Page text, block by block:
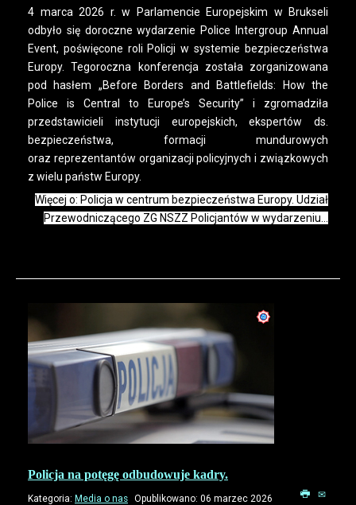
4 marca 2026 r. w Parlamencie Europejskim w Brukseli
odbyło się doroczne wydarzenie Police Intergroup Annual
Event, poświęcone roli Policji w systemie bezpieczeństwa
Europy. Tegoroczna konferencja została zorganizowana
pod hasłem „Before Borders and Battlefields: How the
Police is Central to Europe’s Security” i zgromadziła
przedstawicieli instytucji europejskich, ekspertów ds.
bezpieczeństwa, formacji mundurowych
oraz reprezentantów organizacji policyjnych i związkowych
z wielu państw Europy.
Więcej o: Policja w centrum bezpieczeństwa Europy. Udział
Przewodniczącego ZG NSZZ Policjantów w wydarzeniu...
Policja na potęgę odbudowuje kadry.
Kategoria: Media o nas Opublikowano: 06 marzec 2026